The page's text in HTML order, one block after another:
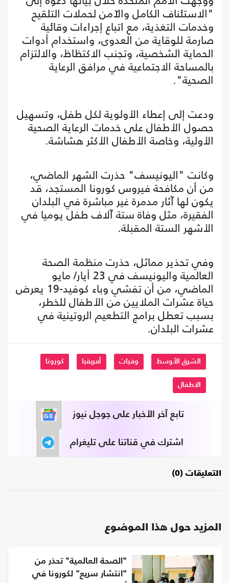
"الاستئناف الكامل والآمن لحملات التلقيح
وخدمات التغذية، مع اتباع إجراءات وقائية
صارمة للوقاية من العدوى، واستخدام أدوات
الحماية الشخصية، وتجنب الاكتظاظ، والالتزام
بالمساحة الاجتماعية في مرافق الرعاية
الصحية".
ودعت إلى إعطاء الأولوية لكل طفل، وتسهيل
حصول الأطفال على خدمات الرعاية الصحية
الأولية، وخاصة الأطفال الأكثر هشاشة.
وكانت "اليونيسف" حذرت الشهر الماضي،
من أن مكافحة فيروس كورونا المستجد، قد
يكون لها آثار مدمرة غير مباشرة في البلدان
الفقيرة، مثل وفاة ستة آلاف طفل يوميا في
الأشهر الستة المقبلة.
وفي تحذير مماثل، حذرت منظمة الصحة
العالمية واليونيسف في 23 أيار/ مايو
الماضي، من أن تفشي وباء كوفيد-19 يعرض
حياة عشرات الملايين من الأطفال للخطر،
بسبب تعطل برامج التطعيم الروتينية في
عشرات البلدان.
الشرق الأوسط وفيات أفريقيا كورونا
الاطفال
تابع آخر الأخبار على جوجل نيوز
اشترك في قناتنا على تليغرام
التعليقات (0)
المزيد حول هذا الموضوع
"الصحة العالمية" تحذر من
"انتشار سريع" لكورونا في